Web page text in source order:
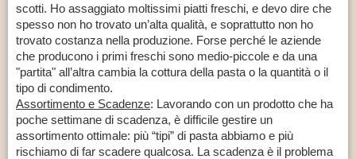
scotti. Ho assaggiato moltissimi piatti freschi, e devo dire che
spesso non ho trovato un’alta qualità, e soprattutto non ho
trovato costanza nella produzione. Forse perché le aziende
che producono i primi freschi sono medio-piccole e da una
"partita" all’altra cambia la cottura della pasta o la quantità o il
tipo di condimento.
Assortimento e Scadenze: Lavorando con un prodotto che ha
poche settimane di scadenza, è difficile gestire un
assortimento ottimale: più “tipi” di pasta abbiamo e più
rischiamo di far scadere qualcosa. La scadenza è il problema